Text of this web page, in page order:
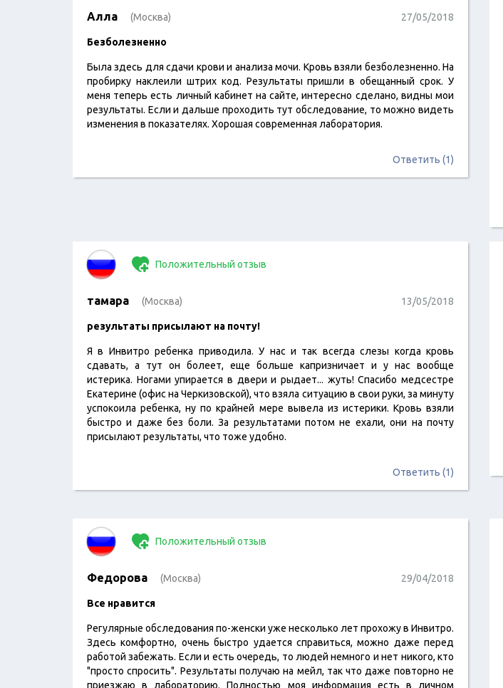
Алла (Москва) 27/05/2018
Безболезненно
Была здесь для сдачи крови и анализа мочи. Кровь взяли безболезненно. На
пробирку наклеили штрих код. Результаты пришли в обещанный срок. У
меня теперь есть личный кабинет на сайте, интересно сделано, видны мои
результаты. Если и дальше проходить тут обследование, то можно видеть
изменения в показателях. Хорошая современная лаборатория.
Ответить (1)
Положительный отзыв
тамара (Москва) 13/05/2018
результаты присылают на почту!
Я в Инвитро ребенка приводила. У нас и так всегда слезы когда кровь
сдавать, а тут он болеет, еще больше капризничает и у нас вообще
истерика. Ногами упирается в двери и рыдает... жуть! Спасибо медсестре
Екатерине (офис на Черкизовской), что взяла ситуацию в свои руки, за минуту
успокоила ребенка, ну по крайней мере вывела из истерики. Кровь взяли
быстро и даже без боли. За результатами потом не ехали, они на почту
присылают результаты, что тоже удобно.
Ответить (1)
Положительный отзыв
Федорова (Москва) 29/04/2018
Все нравится
Регулярные обследования по-женски уже несколько лет прохожу в Инвитро.
Здесь комфортно, очень быстро удается справиться, можно даже перед
работой забежать. Если и есть очередь, то людей немного и нет никого, кто
"просто спросить". Результаты получаю на мейл, так что даже повторно не
приезжаю в лабораторию. Полностью моя информация есть в личном